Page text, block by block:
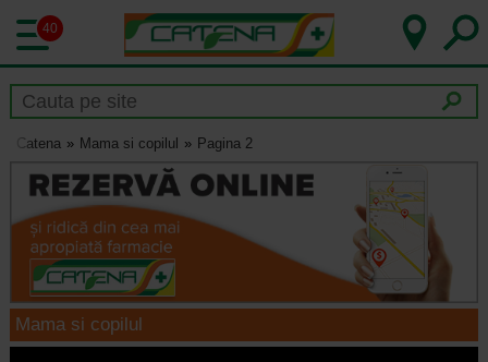
40
Catena Mama si copilul Pagina 2
Mama si copilul